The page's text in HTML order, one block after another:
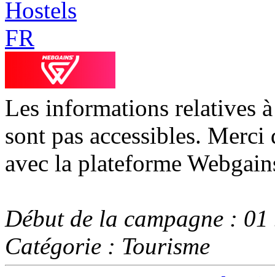
Les informations relatives
sont pas accessibles.
avec la plateforme
Début de la campagne :
Catégorie : Tourisme